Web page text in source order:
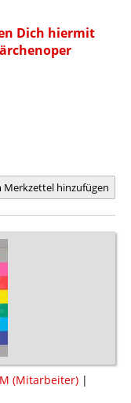
Dich hiermit
Merkzettel hinzufügen
(Mitarbeiter) |